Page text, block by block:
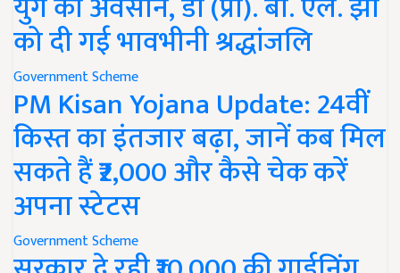
को दी गई भावभीनी श्रद्धांजलि
Government Scheme
PM Kisan Yojana Update: 24वीं
किस्त का इंतजार बढ़ा, जानें कब मिल
सकते हैं ₹2,000 और कैसे चेक करें
अपना स्टेटस
Government Scheme